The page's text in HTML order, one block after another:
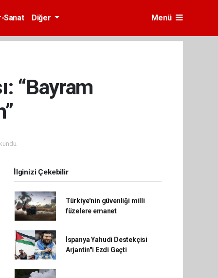
Sanat Diğer Menü
“Bayram
İlginizi Çekebilir
Türkiye'nin güvenliği milli
füzelere emanet
İspanya Yahudi Destekçisi
Arjantin"i Ezdi Geçti